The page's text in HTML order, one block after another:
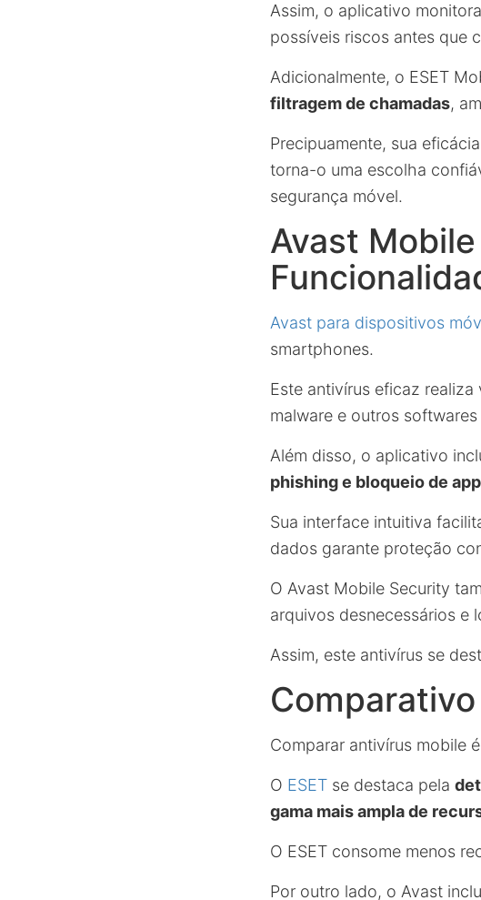
Assim, o aplicativo
possíveis riscos antes que
Adicionalmente, o ESET
filtragem de chamadas,
Precipuamente, sua
torna-o uma escolha
segurança móvel.
Avast
Avast para dispositivos
smartphones.
Este antivírus eficaz
malware e outros
Além disso, o aplicativo
phishing e bloqueio de
Sua interface intuitiva
dados garante proteção
O Avast Mobile Security
arquivos desnecessários e
Assim, este antivírus se
Comparar antivírus mobile
O ESET se destaca pela
gama mais ampla de
O ESET consome menos
Por outro lado, o Avast